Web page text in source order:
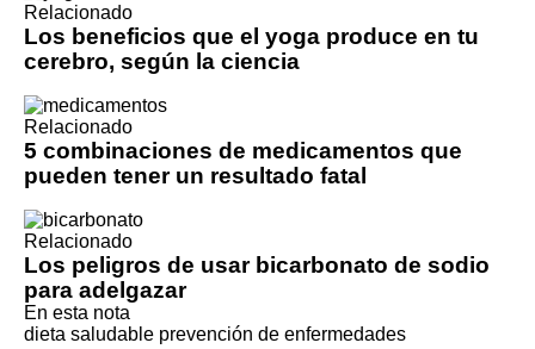
Relacionado
Los beneficios que el yoga produce en tu
cerebro, según la ciencia
Relacionado
5 combinaciones de medicamentos que
pueden tener un resultado fatal
Relacionado
Los peligros de usar bicarbonato de sodio
para adelgazar
En esta nota
dieta saludable prevención de enfermedades